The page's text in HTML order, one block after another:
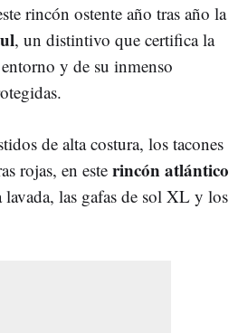
rincón ostente año tras año la
, un distintivo que certifica la
y de su inmenso
de alta costura, los tacones
rojas, en este rincón atlántico
lavada, las gafas de sol XL y los